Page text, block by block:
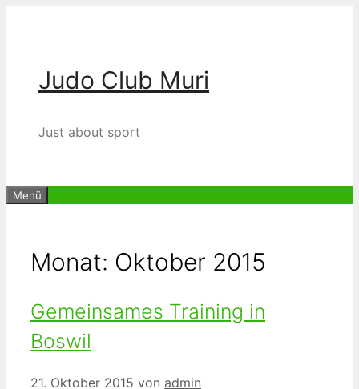
Judo Club Muri
Just about sport
Menü
Monat: Oktober 2015
Gemeinsames Training in
Boswil
21. Oktober 2015 von admin